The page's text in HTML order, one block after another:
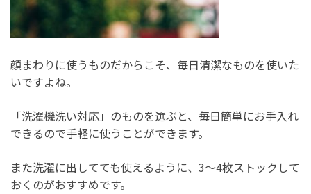
顔まわりに使うものだからこそ、毎日清潔なものを使いた
いですよね。
「洗濯機洗い対応」のものを選ぶと、毎日簡単にお手入れ
できるので手軽に使うことができます。
また洗濯に出してても使えるように、3～4枚ストックして
おくのがおすすめです。